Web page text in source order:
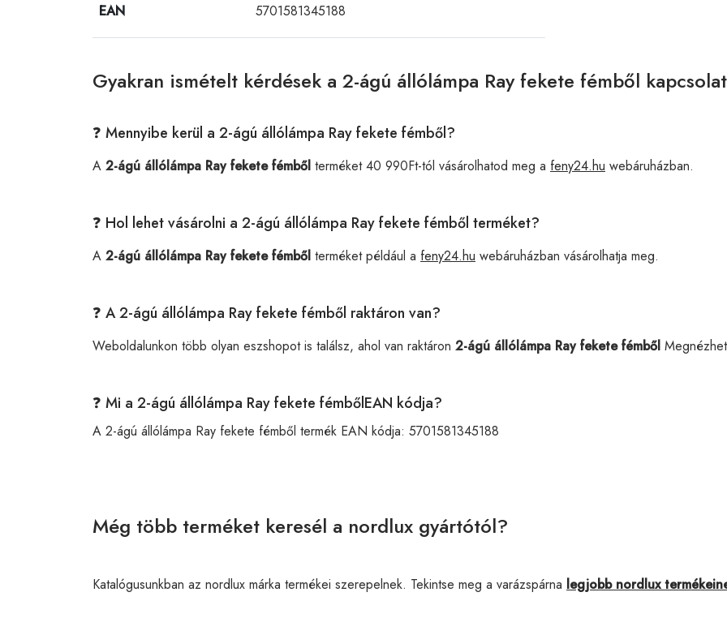
EAN 5701581345188
Gyakran ismételt kérdések a 2-ágú állólámpa Ray fekete fémből
❓ Mennyibe kerül a 2-ágú állólámpa Ray fekete fémből?
A 2-ágú állólámpa Ray fekete fémből terméket 40 990Ft-tól vásárolhatod meg a feny24.hu webáruházban.
❓ Hol lehet vásárolni a 2-ágú állólámpa Ray fekete fémből terméket?
A 2-ágú állólámpa Ray fekete fémből terméket például a feny24.hu webáruházban vásárolhatja meg.
❓ A 2-ágú állólámpa Ray fekete fémből raktáron van?
Weboldalunkon több olyan eszshopot is találsz, ahol van raktáron 2-ágú állólámpa Ray fekete fémből
❓ Mi a 2-ágú állólámpa Ray fekete fémbőlEAN kódja?
A 2-ágú állólámpa Ray fekete fémből termék EAN kódja: 5701581345188
Még több terméket keresél a nordlux gyártótól?
Katalógusunkban az nordlux márka termékei szerepelnek. Tekintse meg a varázspárna legjobb nordlux